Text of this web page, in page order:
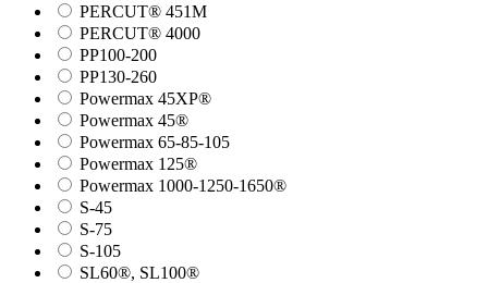
PERCUT® 451M
PERCUT® 4000
PP100-200
PP130-260
Powermax 45XP®
Powermax 45®
Powermax 65-85-105
Powermax 125®
Powermax 1000-1250-1650®
S-45
S-75
S-105
SL60®, SL100®